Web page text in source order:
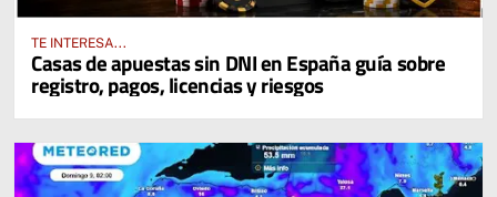
TE INTERESA...
Casas de apuestas sin DNI en España guía sobre
registro, pagos, licencias y riesgos